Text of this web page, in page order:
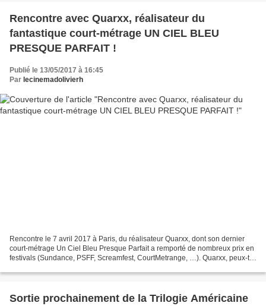
Rencontre avec Quarxx, réalisateur du
fantastique court-métrage UN CIEL BLEU
PRESQUE PARFAIT !
Publié le 13/05/2017 à 16:45
Par lecinemadolivierh
Rencontre le 7 avril 2017 à Paris, du réalisateur Quarxx, dont son dernier
court-métrage Un Ciel Bleu Presque Parfait a remporté de nombreux prix en
festivals (Sundance, PSFF, Screamfest, CourtMetrange, …). Quarxx, peux-tu
Sortie prochainement de la Trilogie Américaine